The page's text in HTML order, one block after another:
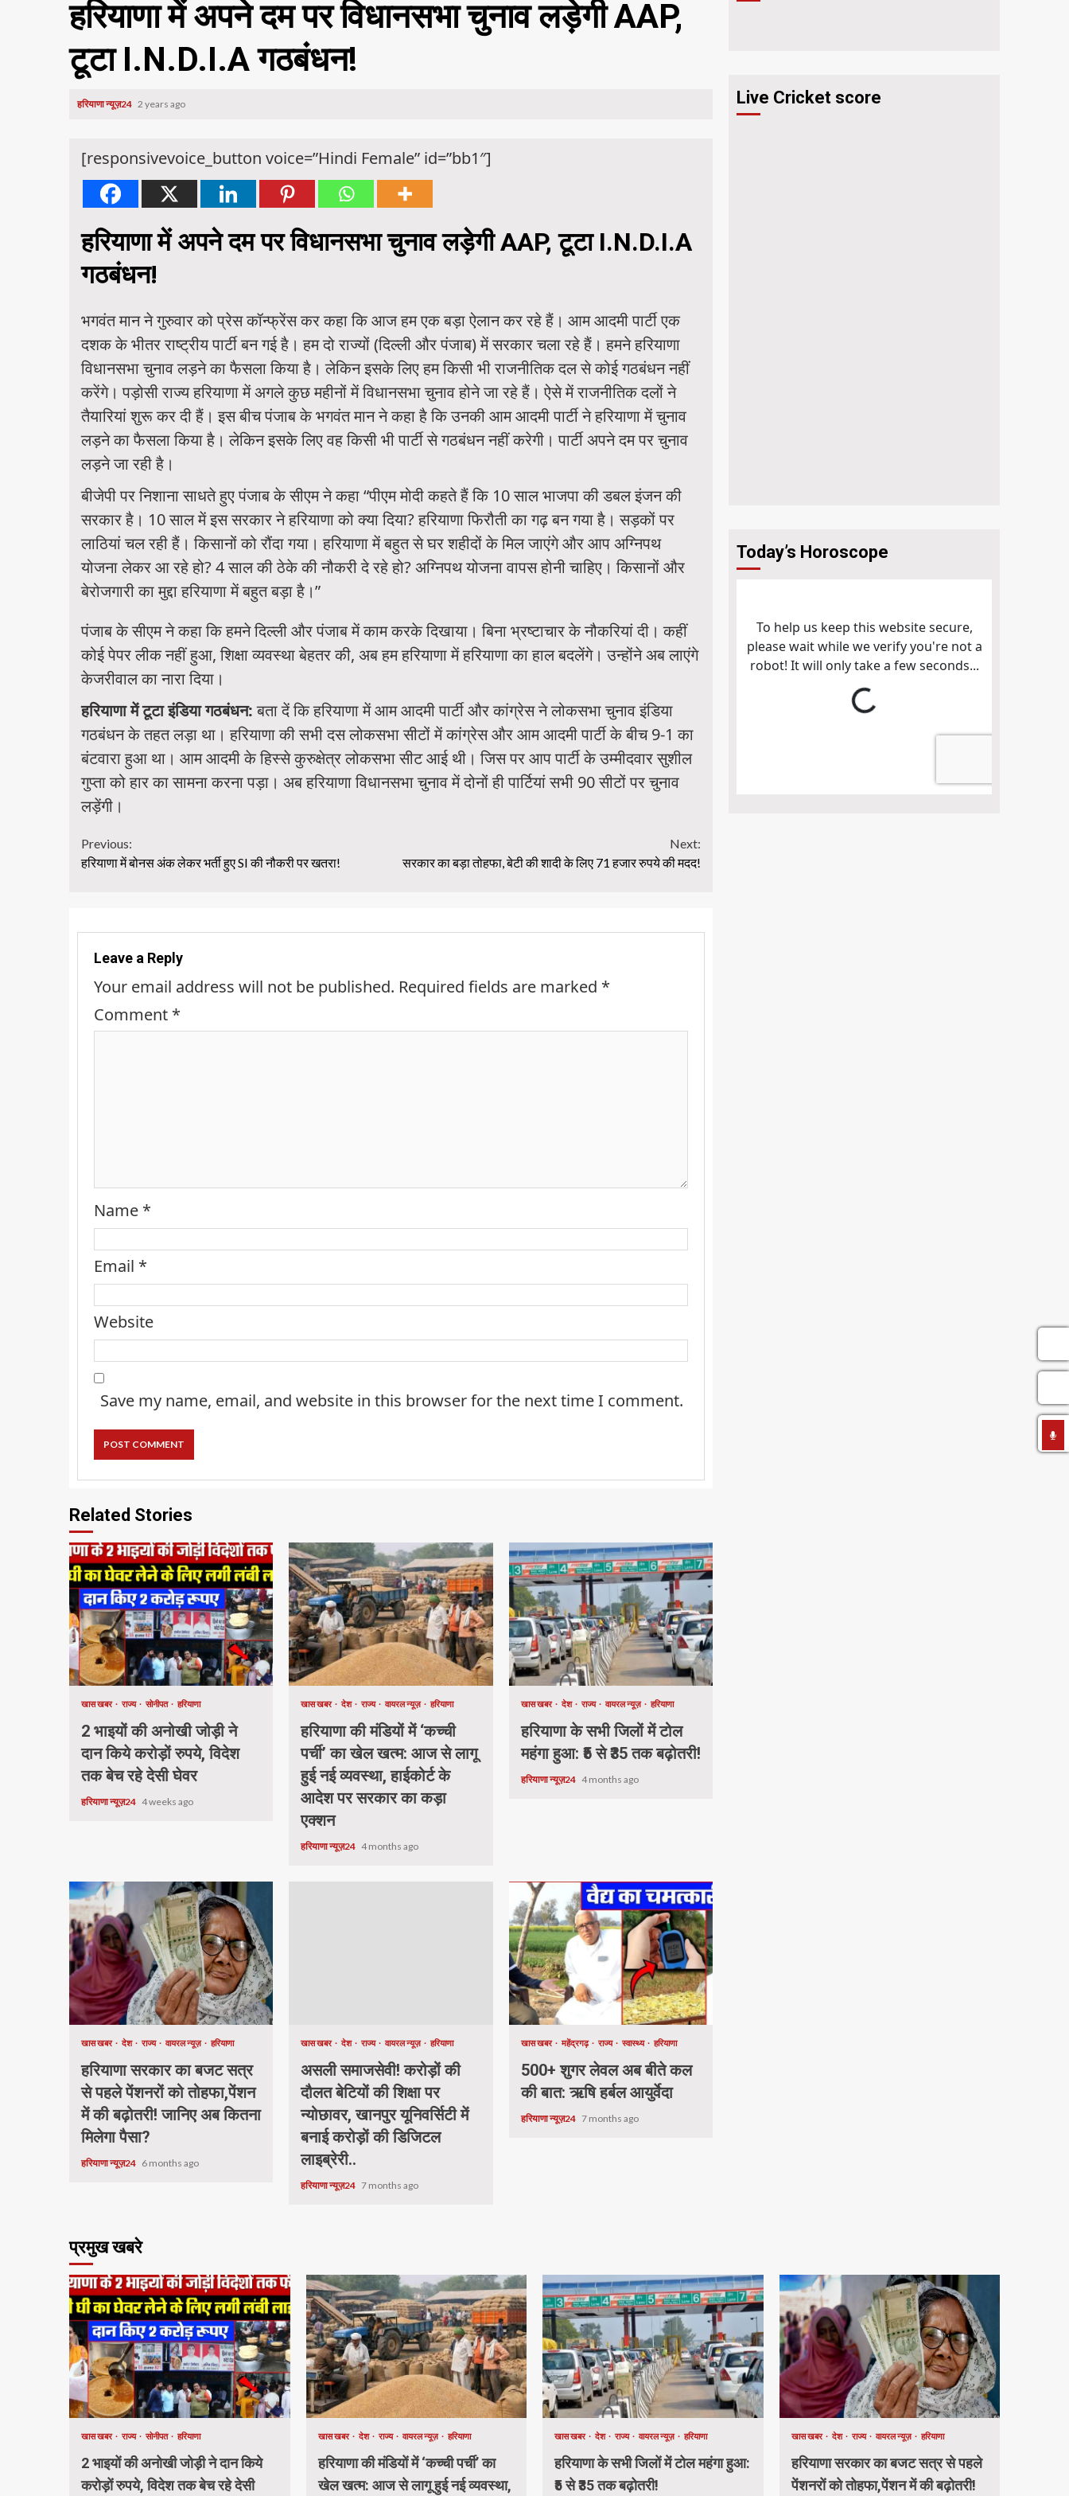
हरियाणा में अपने दम पर विधानसभा चुनाव लड़ेगी AAP,
टूटा I.N.D.I.A गठबंधन!
हरियाणा न्यूज़24 2 years ago
[responsivevoice_button voice=”Hindi Female” id=”bb1″]
हरियाणा में अपने दम पर विधानसभा चुनाव लड़ेगी AAP, टूटा I.N.D.I.A
गठबंधन!
भगवंत मान ने गुरुवार को प्रेस कॉन्फ्रेंस कर कहा कि आज हम एक बड़ा ऐलान कर रहे हैं। आम आदमी पार्टी एक
दशक के भीतर राष्ट्रीय पार्टी बन गई है। हम दो राज्यों (दिल्ली और पंजाब) में सरकार चला रहे हैं। हमने हरियाणा
विधानसभा चुनाव लड़ने का फैसला किया है। लेकिन इसके लिए हम किसी भी राजनीतिक दल से कोई गठबंधन नहीं
करेंगे। पड़ोसी राज्य हरियाणा में अगले कुछ महीनों में विधानसभा चुनाव होने जा रहे हैं। ऐसे में राजनीतिक दलों ने
तैयारियां शुरू कर दी हैं। इस बीच पंजाब के भगवंत मान ने कहा है कि उनकी आम आदमी पार्टी ने हरियाणा में चुनाव
लड़ने का फैसला किया है। लेकिन इसके लिए वह किसी भी पार्टी से गठबंधन नहीं करेगी। पार्टी अपने दम पर चुनाव
लड़ने जा रही है।
बीजेपी पर निशाना साधते हुए पंजाब के सीएम ने कहा “पीएम मोदी कहते हैं कि 10 साल भाजपा की डबल इंजन की
सरकार है। 10 साल में इस सरकार ने हरियाणा को क्या दिया? हरियाणा फिरौती का गढ़ बन गया है। सड़कों पर
लाठियां चल रही हैं। किसानों को रौंदा गया। हरियाणा में बहुत से घर शहीदों के मिल जाएंगे और आप अग्निपथ
योजना लेकर आ रहे हो? 4 साल की ठेके की नौकरी दे रहे हो? अग्निपथ योजना वापस होनी चाहिए। किसानों और
बेरोजगारी का मुद्दा हरियाणा में बहुत बड़ा है।”
पंजाब के सीएम ने कहा कि हमने दिल्ली और पंजाब में काम करके दिखाया। बिना भ्रष्टाचार के नौकरियां दी। कहीं
कोई पेपर लीक नहीं हुआ, शिक्षा व्यवस्था बेहतर की, अब हम हरियाणा में हरियाणा का हाल बदलेंगे। उन्होंने अब लाएंगे
केजरीवाल का नारा दिया।
हरियाणा में टूटा इंडिया गठबंधन:बता दें कि हरियाणा में आम आदमी पार्टी और कांग्रेस ने लोकसभा चुनाव इंडिया
गठबंधन के तहत लड़ा था। हरियाणा की सभी दस लोकसभा सीटों में कांग्रेस और आम आदमी पार्टी के बीच 9-1 का
बंटवारा हुआ था। आम आदमी के हिस्से कुरुक्षेत्र लोकसभा सीट आई थी। जिस पर आप पार्टी के उम्मीदवार सुशील
गुप्ता को हार का सामना करना पड़ा। अब हरियाणा विधानसभा चुनाव में दोनों ही पार्टियां सभी 90 सीटों पर चुनाव
लड़ेंगी।
Continue
Previous:
हरियाणा में बोनस अंक लेकर भर्ती हुए SI की नौकरी पर खतरा!
Next:
सरकार का बड़ा तोहफा, बेटी की शादी के लिए 71 हजार रुपये की मदद!
Leave a Reply
Your email address will not be published. Required fields are marked *
Comment *
Name *
Email *
Website
Save my name, email, and website in this browser for the next time I comment.
Related Stories
खास खबर राज्य सोनीपत हरियाणा
2 भाइयों की अनोखी जोड़ी ने
दान किये करोड़ों रुपये, विदेश
तक बेच रहे देसी घेवर
हरियाणा न्यूज़24 4 weeks ago
खास खबर देश राज्य वायरल न्यूज़ हरियाणा
हरियाणा की मंडियों में ‘कच्ची
पर्ची’ का खेल खत्म: आज से लागू
हुई नई व्यवस्था, हाईकोर्ट के
आदेश पर सरकार का कड़ा
एक्शन
हरियाणा न्यूज़24 4 months ago
खास खबर देश राज्य वायरल न्यूज़ हरियाणा
हरियाणा के सभी जिलों में टोल
महंगा हुआ: ₹5 से ₹35 तक बढ़ोतरी!
हरियाणा न्यूज़24 4 months ago
खास खबर देश राज्य वायरल न्यूज़ हरियाणा
हरियाणा सरकार का बजट सत्र
से पहले पेंशनरों को तोहफा,पेंशन
में की बढ़ोतरी! जानिए अब कितना
मिलेगा पैसा?
हरियाणा न्यूज़24 6 months ago
खास खबर देश राज्य वायरल न्यूज़ हरियाणा
असली समाजसेवी! करोड़ों की
दौलत बेटियों की शिक्षा पर
न्योछावर, खानपुर यूनिवर्सिटी में
बनाई करोड़ों की डिजिटल
लाइब्रेरी..
हरियाणा न्यूज़24 7 months ago
खास खबर महेंद्रगढ़ राज्य स्वास्थ्य हरियाणा
500+ शुगर लेवल अब बीते कल
की बात: ऋषि हर्बल आयुर्वेदा
हरियाणा न्यूज़24 7 months ago
Live Cricket score
Today’s Horoscope
प्रमुख खबरे
खास खबर राज्य सोनीपत हरियाणा
2 भाइयों की अनोखी जोड़ी ने दान किये
करोड़ों रुपये, विदेश तक बेच रहे देसी
खास खबर देश राज्य वायरल न्यूज़ हरियाणा
हरियाणा की मंडियों में ‘कच्ची पर्ची’ का
खेल खत्म: आज से लागू हुई नई व्यवस्था,
खास खबर देश राज्य वायरल न्यूज़ हरियाणा
हरियाणा के सभी जिलों में टोल महंगा हुआ:
₹5 से ₹35 तक बढ़ोतरी!
खास खबर देश राज्य वायरल न्यूज़ हरियाणा
हरियाणा सरकार का बजट सत्र से पहले
पेंशनरों को तोहफा,पेंशन में की बढ़ोतरी!